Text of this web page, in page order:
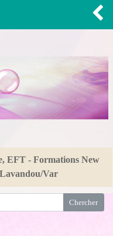
EFT - Formations New
Var